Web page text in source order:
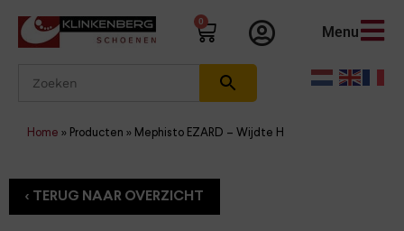
0
Menu
Home » Producten » Mephisto EZARD – Wijdte H